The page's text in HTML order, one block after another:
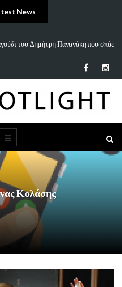
News
Πανανάκη που σπάει
5 Ιδέες
Κολάσης